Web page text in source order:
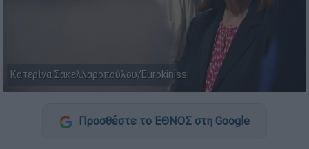
Κατερίνα Σακελλαροπούλου/Eurokinissi
Προσθέστε το ΕΘΝΟΣ στη Google